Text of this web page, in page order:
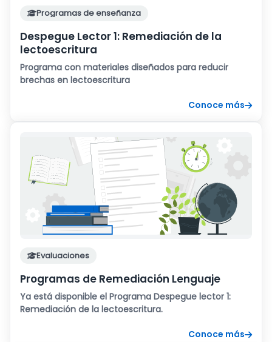
Programas de enseñanza
Despegue Lector 1: Remediación de la
lectoescritura
Programa con materiales diseñados para reducir
brechas en lectoescritura
Conoce más
Evaluaciones
Programas de Remediación Lenguaje
Ya está disponible el Programa Despegue lector 1:
Remediación de la lectoescritura.
Conoce más